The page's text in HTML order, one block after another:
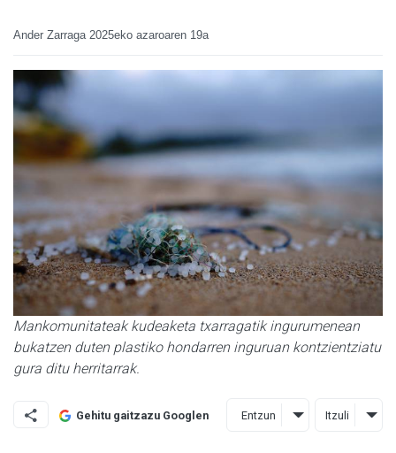
Ander Zarraga 2025eko azaroaren 19a
Mankomunitateak kudeaketa txarragatik ingurumenean
bukatzen duten plastiko hondarren inguruan kontzientziatu
gura ditu herritarrak.
Gehitu gaitzazu Googlen Entzun Itzuli